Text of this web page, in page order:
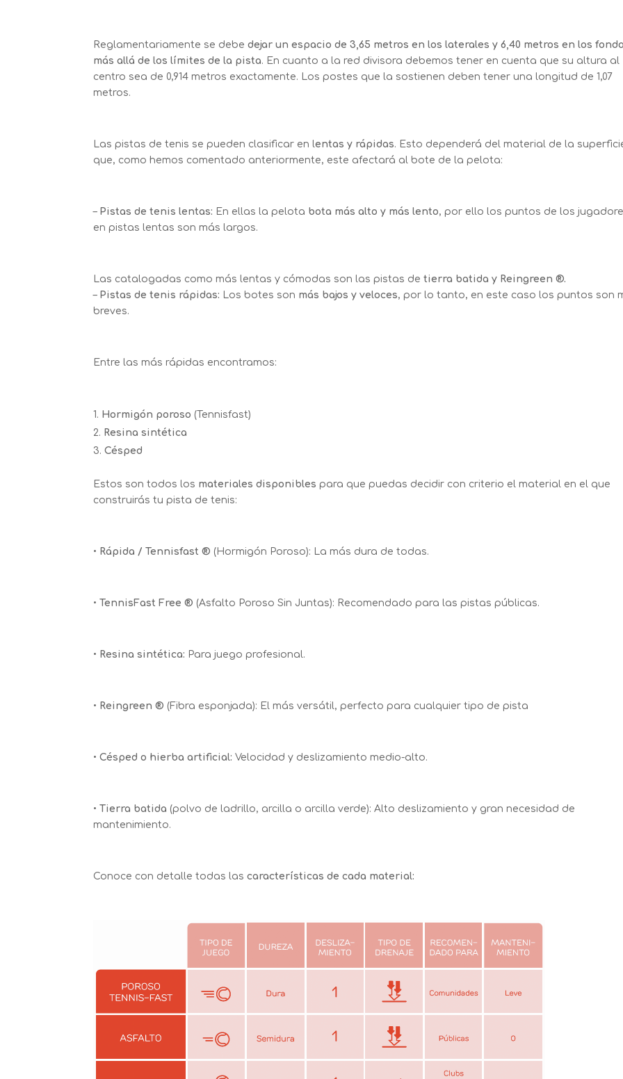
Reglamentariamente se debedejar un espacio de 3,65 metros en los laterales y 6,40 metros en los
más allá de los límites de la pista. En cuanto a la red divisora debemos tener en cuenta que su altura al
centro sea de 0,914 metros exactamente. Los postes que la sostienen deben tener una longitud de 1,07
metros.
Las pistas de tenis se pueden clasificar en lentas y rápidas. Esto dependerá del material de la
que, como hemos comentado anteriormente, este afectará al bote de la pelota:
– Pistas de tenis lentas: En ellas la pelota bota más alto y más lento, por ello los puntos de los
en pistas lentas son más largos.
Las catalogadas como más lentas y cómodas son las pistas detierra batida y Reingreen ®.
– Pistas de tenis rápidas: Los botes son más bajos y veloces, por lo tanto, en este caso los puntos son
breves.
Entre las más rápidas encontramos:
Hormigón poroso (Tennisfast)
Resina sintética
Césped
Estos son todos los materiales disponibles para que puedas decidir con criterio el material en el que
construirás tu pista de tenis:
• Rápida / Tennisfast ® (Hormigón Poroso): La más dura de todas.
• TennisFast Free ® (Asfalto Poroso Sin Juntas): Recomendado para las pistas públicas.
• Resina sintética: Para juego profesional.
• Reingreen ® (Fibra esponjada): El más versátil, perfecto para cualquier tipo de pista
•Césped o hierba artificial: Velocidad y deslizamiento medio-alto.
• Tierra batida (polvo de ladrillo, arcilla o arcilla verde): Alto deslizamiento y gran necesidad de
mantenimiento.
Conoce con detalle todas lascaracterísticas de cada material: